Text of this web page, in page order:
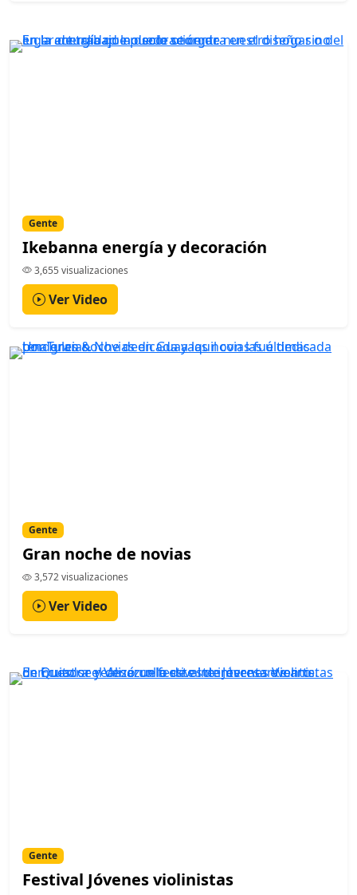
Gente
Ikebanna energía y decoración
3,655 visualizaciones
Ver Video
Gente
Gran noche de novias
3,572 visualizaciones
Ver Video
Gente
Festival Jóvenes violinistas